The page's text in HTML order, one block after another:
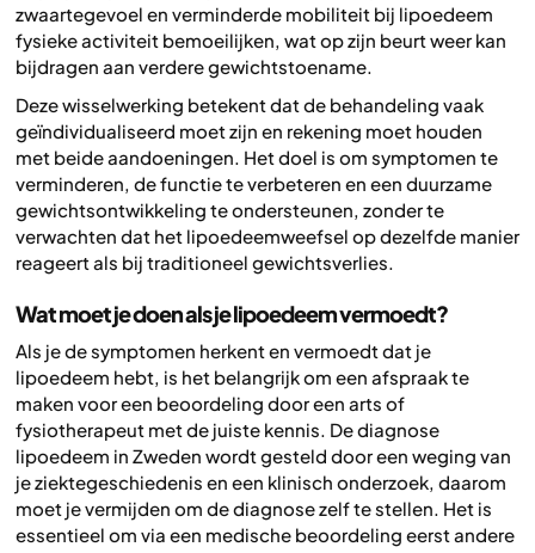
zwaartegevoel en verminderde mobiliteit bij lipoedeem
fysieke activiteit bemoeilijken, wat op zijn beurt weer kan
bijdragen aan verdere gewichtstoename.
Deze wisselwerking betekent dat de behandeling vaak
geïndividualiseerd moet zijn en rekening moet houden
met beide aandoeningen. Het doel is om symptomen te
verminderen, de functie te verbeteren en een duurzame
gewichtsontwikkeling te ondersteunen, zonder te
verwachten dat het lipoedeemweefsel op dezelfde manier
reageert als bij traditioneel gewichtsverlies.
Wat moet je doen als je lipoedeem vermoedt?
Als je de symptomen herkent en vermoedt dat je
lipoedeem hebt, is het belangrijk om een afspraak te
maken voor een beoordeling door een arts of
fysiotherapeut met de juiste kennis. De diagnose
lipoedeem in Zweden wordt gesteld door een weging van
je ziektegeschiedenis en een klinisch onderzoek, daarom
moet je vermijden om de diagnose zelf te stellen. Het is
essentieel om via een medische beoordeling eerst andere